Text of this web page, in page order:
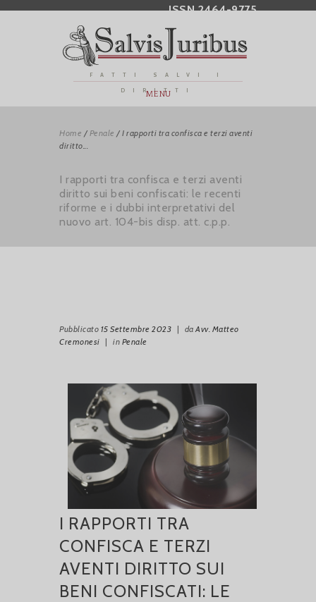
ISSN 2464-9775
FATTI SALVI I
DIRITTI
MENU
Home / Penale / I rapporti tra confisca e terzi aventi
diritto...
I rapporti tra confisca e terzi aventi
diritto sui beni confiscati: le recenti
riforme e i dubbi interpretativi del
nuovo art. 104-bis disp. att. c.p.p.
Pubblicato 15 Settembre 2023 | daAvv. Matteo
Cremonesi | in Penale
I RAPPORTI TRA
CONFISCA E TERZI
AVENTI DIRITTO SUI
BENI CONFISCATI: LE